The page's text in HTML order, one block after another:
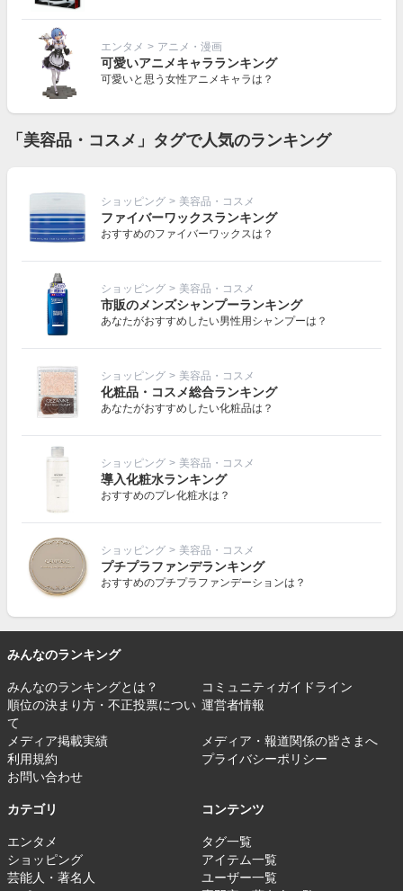
エンタメ > アニメ・漫画
可愛いアニメキャラランキング
可愛いと思う女性アニメキャラは？
「美容品・コスメ」タグで人気のランキング
ショッピング > 美容品・コスメ
ファイバーワックスランキング
おすすめのファイバーワックスは？
ショッピング > 美容品・コスメ
市販のメンズシャンプーランキング
あなたがおすすめしたい男性用シャンプーは？
ショッピング > 美容品・コスメ
化粧品・コスメ総合ランキング
あなたがおすすめしたい化粧品は？
ショッピング > 美容品・コスメ
導入化粧水ランキング
おすすめのプレ化粧水は？
ショッピング > 美容品・コスメ
プチプラファンデランキング
おすすめのプチプラファンデーションは？
みんなのランキング
みんなのランキングとは？
コミュニティガイドライン
順位の決まり方・不正投票につい
て
運営者情報
メディア掲載実績
メディア・報道関係の皆さまへ
利用規約
プライバシーポリシー
お問い合わせ
カテゴリ
エンタメ
ショッピング
芸能人・著名人
コンテンツ
タグ一覧
アイテム一覧
ユーザー一覧